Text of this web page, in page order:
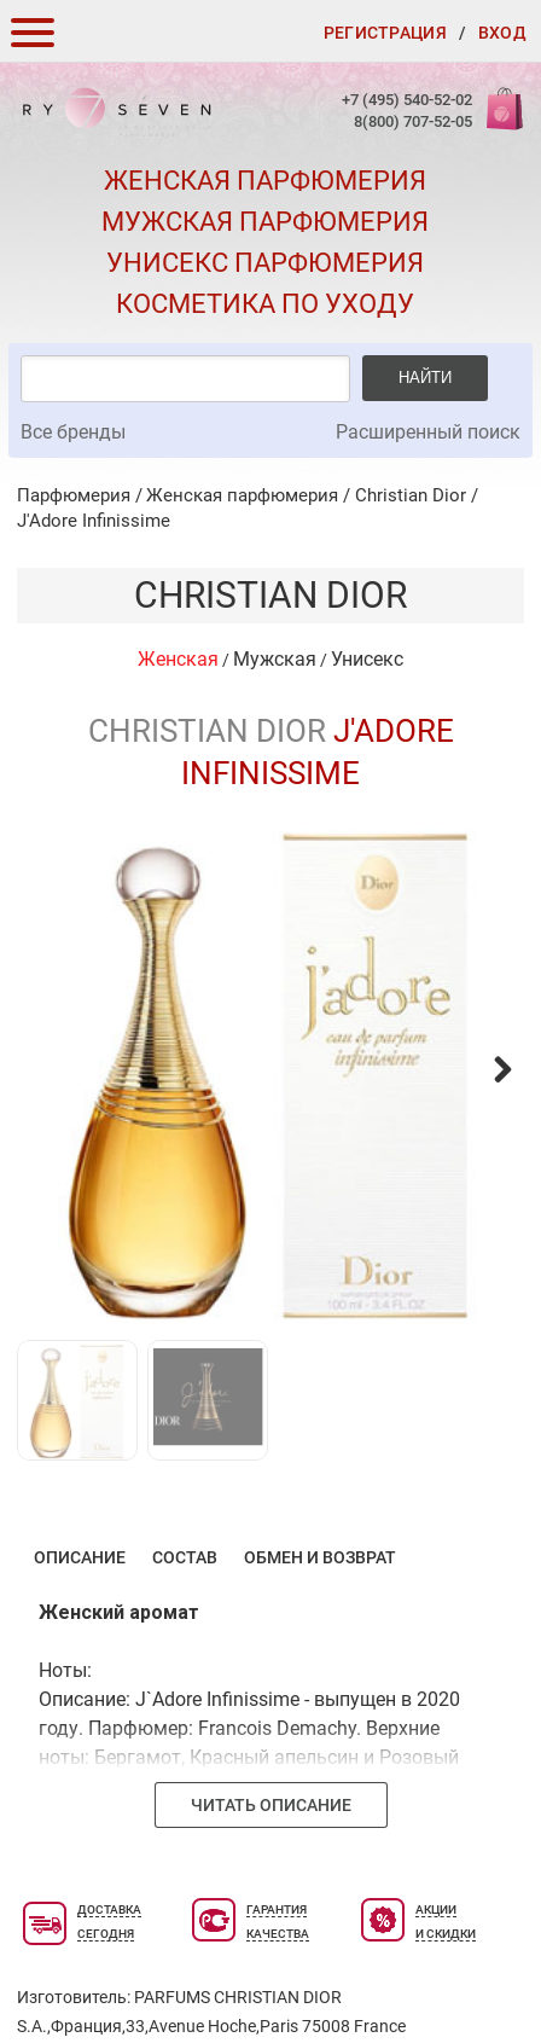
РЕГИСТРАЦИЯ / ВХОД
КАК ЗАКАЗАТЬ
СКИДКИ
КОНТАКТЫ
О КАЧЕСТВЕ
ПОДАРКИ К ЗАКАЗАМ
+7 (495) 540-52-02
8(800) 707-52-05
ЖЕНСКАЯ ПАРФЮМЕРИЯ
МУЖСКАЯ ПАРФЮМЕРИЯ
УНИСЕКС ПАРФЮМЕРИЯ
КОСМЕТИКА ПО УХОДУ
НАЙТИ
Все бренды Расширенный поиск
Парфюмерия Женская парфюмерия / Christian Dior /
J'Adore Infinissime
CHRISTIAN DIOR
Женская / Мужская /Унисекс
CHRISTIAN DIORJ'ADORE
INFINISSIME
ОПИСАНИЕ СОСТАВ ОБМЕН И ВОЗВРАТ
Женский аромат
Ноты:
Описание: J`Adore Infinissime - выпущен в 2020
году. Парфюмер: Francois Demachy. Верхние
ноты: Бергамот, Красный апельсин и Розовый
перец; средние ноты: Роза, Жасмин самбак,
Иланг-иланг, Ландыш и Тубероза; базовая нота:
ЧИТАТЬ ОПИСАНИЕ
ДОСТАВКА
СЕГОДНЯ
ГАРАНТИЯ
КАЧЕСТВА
АКЦИИ
И СКИДКИ
Изготовитель: PARFUMS CHRISTIAN DIOR
S.A.,Франция,33,Avenue Hoche,Paris 75008 France